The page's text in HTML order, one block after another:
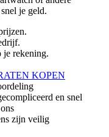
je geld.
je rekening.
KOPEN
en snel
zijn veilig